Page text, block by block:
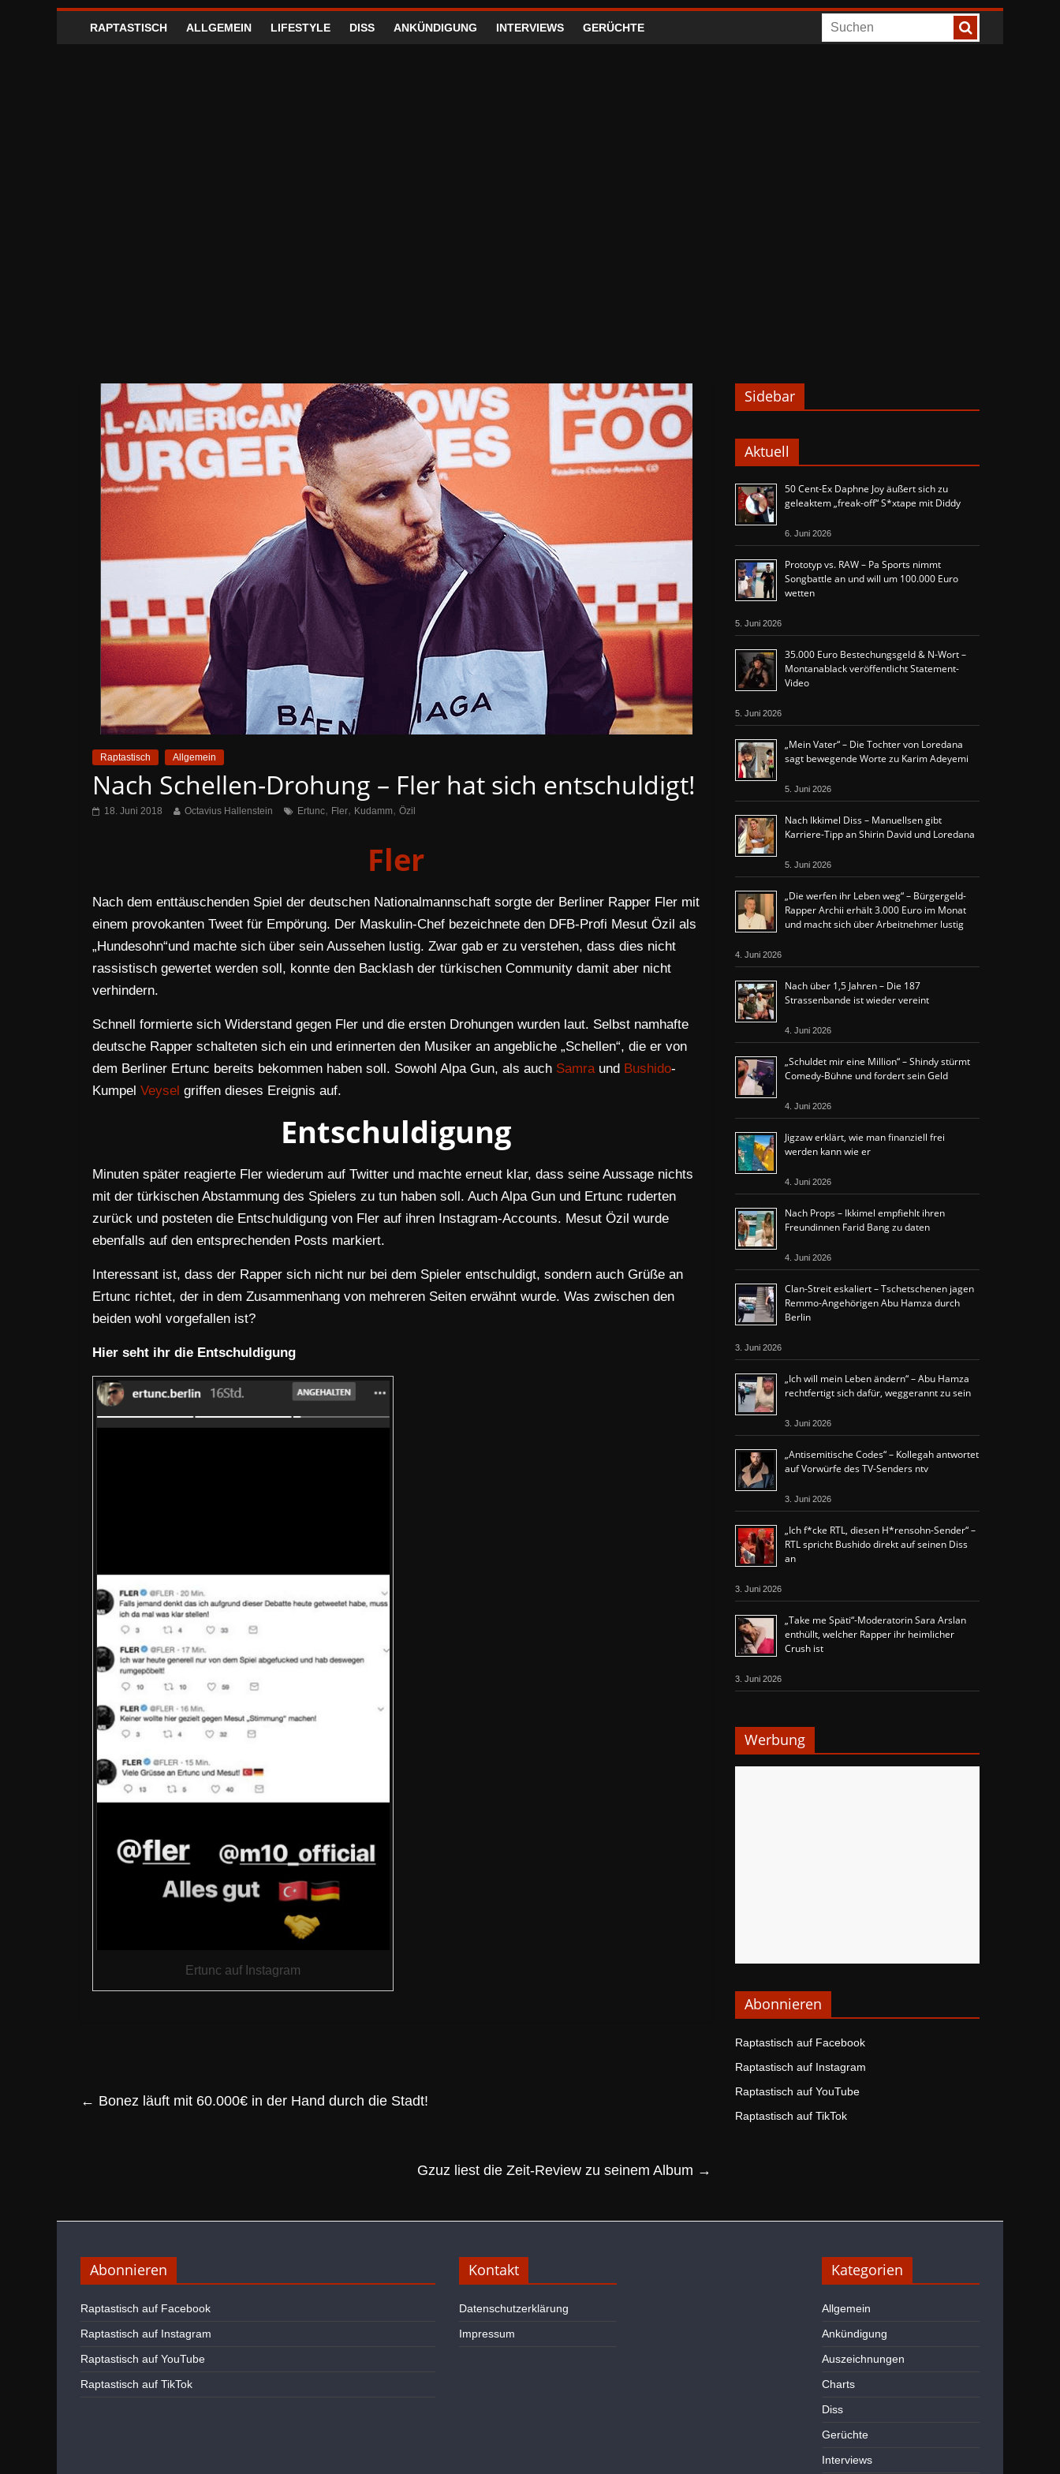
RAPTASTISCH ALLGEMEIN LIFESTYLE DISS ANKÜNDIGUNG INTERVIEWS GERÜCHTE
Raptastisch Allgemein
Nach Schellen-Drohung – Fler hat sich entschuldigt!
18. Juni 2018 Octavius Hallenstein Ertunc, Fler, Kudamm, Özil
Fler
Nach dem enttäuschenden Spiel der deutschen Nationalmannschaft sorgte der Berliner Rapper Fler mit
einem provokanten Tweet für Empörung. Der Maskulin-Chef bezeichnete den DFB-Profi Mesut Özil als
„Hundesohn“und machte sich über sein Aussehen lustig. Zwar gab er zu verstehen, dass dies nicht
rassistisch gewertet werden soll, konnte den Backlash der türkischen Community damit aber nicht
verhindern.
Schnell formierte sich Widerstand gegen Fler und die ersten Drohungen wurden laut. Selbst namhafte
deutsche Rapper schalteten sich ein und erinnerten den Musiker an angebliche „Schellen“, die er von
dem Berliner Ertunc bereits bekommen haben soll. Sowohl Alpa Gun, als auch Samraund Bushido-
Kumpel Veysel griffen dieses Ereignis auf.
Entschuldigung
Minuten später reagierte Fler wiederum auf Twitter und machte erneut klar, dass seine Aussage nichts
mit der türkischen Abstammung des Spielers zu tun haben soll. Auch Alpa Gun und Ertunc ruderten
zurück und posteten die Entschuldigung von Fler auf ihren Instagram-Accounts. Mesut Özil wurde
ebenfalls auf den entsprechenden Posts markiert.
Interessant ist, dass der Rapper sich nicht nur bei dem Spieler entschuldigt, sondern auch Grüße an
Ertunc richtet, der in dem Zusammenhang von mehreren Seiten erwähnt wurde. Was zwischen den
beiden wohl vorgefallen ist?
Hier seht ihr die Entschuldigung
Ertunc auf Instagram
← Bonez läuft mit 60.000€ in der Hand durch die Stadt!
Gzuz liest die Zeit-Review zu seinem Album →
Sidebar
Aktuell
50 Cent-Ex Daphne Joy äußert sich zu
geleaktem „freak-off“ S*xtape mit Diddy
6. Juni 2026
Prototyp vs. RAW – Pa Sports nimmt
Songbattle an und will um 100.000 Euro
wetten
5. Juni 2026
35.000 Euro Bestechungsgeld & N-Wort –
Montanablack veröffentlicht Statement-
Video
5. Juni 2026
„Mein Vater“ – Die Tochter von Loredana
sagt bewegende Worte zu Karim Adeyemi
5. Juni 2026
Nach Ikkimel Diss – Manuellsen gibt
Karriere-Tipp an Shirin David und Loredana
5. Juni 2026
„Die werfen ihr Leben weg“ – Bürgergeld-
Rapper Archii erhält 3.000 Euro im Monat
und macht sich über Arbeitnehmer lustig
4. Juni 2026
Nach über 1,5 Jahren – Die 187
Strassenbande ist wieder vereint
4. Juni 2026
„Schuldet mir eine Million“ – Shindy stürmt
Comedy-Bühne und fordert sein Geld
4. Juni 2026
Jigzaw erklärt, wie man finanziell frei
werden kann wie er
4. Juni 2026
Nach Props – Ikkimel empfiehlt ihren
Freundinnen Farid Bang zu daten
4. Juni 2026
Clan-Streit eskaliert – Tschetschenen jagen
Remmo-Angehörigen Abu Hamza durch
Berlin
3. Juni 2026
„Ich will mein Leben ändern“ – Abu Hamza
rechtfertigt sich dafür, weggerannt zu sein
3. Juni 2026
„Antisemitische Codes“ – Kollegah antwortet
auf Vorwürfe des TV-Senders ntv
3. Juni 2026
„Ich f*cke RTL, diesen H*rensohn-Sender“ –
RTL spricht Bushido direkt auf seinen Diss
an
3. Juni 2026
„Take me Späti“-Moderatorin Sara Arslan
enthüllt, welcher Rapper ihr heimlicher
Crush ist
3. Juni 2026
Werbung
Abonnieren
Raptastisch auf Facebook
Raptastisch auf Instagram
Raptastisch auf YouTube
Raptastisch auf TikTok
Abonnieren
Raptastisch auf Facebook
Raptastisch auf Instagram
Raptastisch auf YouTube
Raptastisch auf TikTok
Kontakt
Datenschutzerklärung
Impressum
Kategorien
Allgemein
Ankündigung
Auszeichnungen
Charts
Diss
Gerüchte
Interviews